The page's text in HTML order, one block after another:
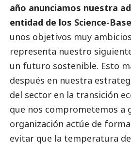
año anunciamos nuestra
entidad de los Science-
unos objetivos muy
representa nuestro
un futuro sostenible. Esto
después en nuestra
del sector en la transición
que nos comprometemos a
organización actúe de
evitar que la temperatura